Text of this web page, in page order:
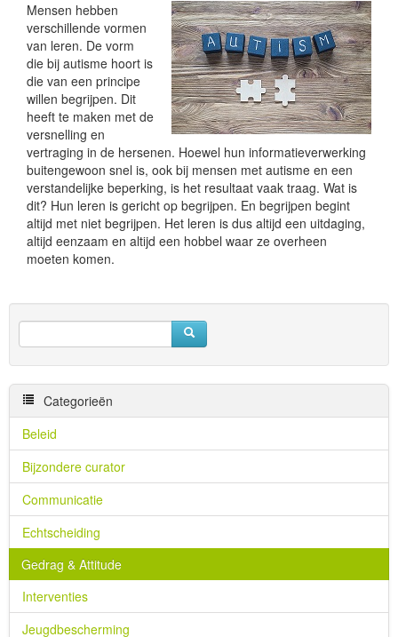
Mensen hebben
verschillende vormen
van leren. De vorm
die bij autisme hoort is
die van een principe
willen begrijpen. Dit
heeft te maken met de
versnelling en
vertraging in de hersenen. Hoewel hun informatieverwerking
buitengewoon snel is, ook bij mensen met autisme en een
verstandelijke beperking, is het resultaat vaak traag. Wat is
dit? Hun leren is gericht op begrijpen. En begrijpen begint
altijd met niet begrijpen. Het leren is dus altijd een uitdaging,
altijd eenzaam en altijd een hobbel waar ze overheen
moeten komen.
Categorieën
Beleid
Bijzondere curator
Communicatie
Echtscheiding
Gedrag & Attitude
Interventies
Jeugdbescherming